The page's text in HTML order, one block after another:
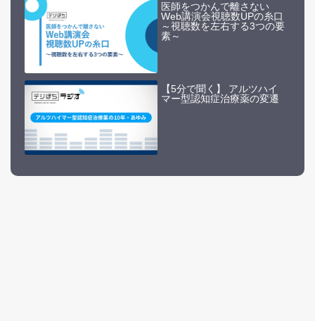
医師をつかんで離さない
Web講演会視聴数UPの糸口
～視聴数を左右する3つの要
素～
【5分で聞く】 アルツハイ
マー型認知症治療薬の変遷